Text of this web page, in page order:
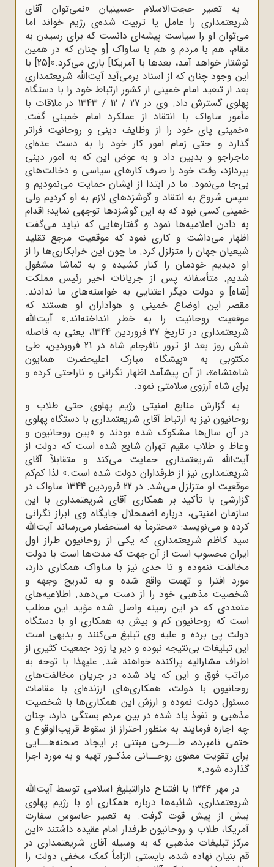
به تعبیر حجت‌الاسلام حسینیان «نمی‌توان آقای
شریعتمداری را عامل یا تربیت شده‌ی رژیم خواند اما
می‌توان او را سیاست پیشه‌ای دانست که برای رسیدن به
مقام، هم با مردم و هم با ساواک [و چنان که در همین
نوشتار خواهد آمد، بعدها با آمریکا] بازی می‌کرد.»[25] با
این وجود چنان که از اسناد برمی‌آید آیت‌الله شریعتمداری
بعد از تبعید امام خمینی از کشور ارتباط خود را با دستگاه
پهلوی گسترش داد. وی در 27 / 12 / 1343 در ملاقات با
مأمور ساواک با انتقاد از عملکرد امام خمینی گفت:
«خمینی پای خود را از وظایف دینی و روحانیت فراتر
گذارد و حتی زمام امور کار خود را به دست عده‌ای
ماجراجو و بدبین داد و به عوض این که به امور دینی
بپردازد، وقت خود را صرف کارهای سیاسی و دخالت‌های
بی‌جا می‌نمود. ما در ابتدا از ایشان حمایت می‌نمودیم و
سپس شروع به انتقاد و گوشزدهای لازم به او کردیم ولی
خمینی کسی نبود که به این گوشزدها توجهی نماید؛ اقدام
به دادن اعلامیه‌ها نمود و گفتارهایی که نباید می‌گفت
اظهار می‌داشت و کاری نمود که موقعیت مرجع تقلید
شیعیان جهان را متزلزل کرد. ما چون این خرابکاری‌ها را از
او دیدیم خودمان را کنار کشیده و به تماشا مشغول
شدیم. متأسفانه پس از جریانات اخیر رئیس مملکت
[شاه] و دولت دیگر اعتنایی به خواسته‌های ما ندادند.
مقصر این اوضاع خمینی و هواداران او هستند که
موقعیت روحانیت را به خطر انداخته‌اند.» آیت‌الله
شریعتمداری در تاریخ 27 فروردین 1344، یعنی به فاصله
شش روز بعد از ترور نافرجام شاه در 21 فروردین، طی
مکتوبی به «پیشگاه مبارک اعلیحضرت همایون
شاهنشاه»، از آن پیشآمد اظهار نگرانی و ناراحتی کرده و
برای شاه آرزوی سلامتی نمود.
به گزارش منابع امنیتی رژیم پهلوی حتی طلاب و
روحانیون نیز به ارتباط آقای شریعتمداری با دستگاه پهلوی
در آن سال‌ها مشکوک شده بودند و «بین روحانیون و
وعاظ و طلاب مقیم تهران شایع شده است که دولت از
آیت‌الله شریعتمداری حمایت می‌کند و متقابلاً آقای
شریعتمداری نیز از طرفداران دولت شده است.» لذا کم‌کم
موقعیت او متزلزل می‌شد. در 22 فروردین 1344 ساواک در
گزارشی با تأکید بر همکاری آقای شریعتمداری با این
سازمان امنیتی، درباره اضمحلال جایگاه وی ابراز نگرانی
کرده و می‌نویسد: «محترماً به استحضار می‌رساند آیت‌الله
سید کاظم شریعتمداری که یکی از روحانیون طراز اول
ایران محسوب است از آن جهت که مدت‌ها است با دولت
مخالفت ننموده و تا حدی نیز با ساواک همکاری دارد،
مورد افترا و تهمت واقع شده و به تدریج وجهه و
شخصیت مذهبی خود را از دست می‌دهد. اطلاعیه‌های
متعددی که در این زمینه واصل شده مؤید این مطلب
است که روحانیون کم ‌و بیش به همکاری او با دستگاه
دولت پی برده و علیه وی تبلیغ می‌کنند و بدیهی است
این تبلیغات بی‌نتیجه نبوده و دیر یا زود جمعیت کثیری از
اطراف مشارالیه پراکنده خواهند شد. علیهذا با توجه به
مراتب فوق و این که یاد شده در جریان مخالفت‌های
روحانیون با دولت، همکاری‌های ارزنده‌ای با مقامات
مسئول دولت نموده و ارزش این همکاری‌ها با شخصیت
مذهبی و نفوذ یاد شده در بین مردم بستگی دارد، چنان
چه اجازه فرمایند به منظور احتراز از سقوط قریب‌الوقوع و
حتمی نامبرده، طــرحی مبتنی بر ایجاد صحنه‌هــایی
برای تقویت معنوی روحــانی مذکـور تهیه و به مورد اجرا
گذارده شود.»
در مهر 1344 با افتتاح دارالتبلیغ اسلامی توسط آیت‌الله
شریعتمداری، شائبه‌ها درباره همکاری او با رژیم پهلوی
بیش از پیش قوت گرفت. به تعبیر جاسوس سفارت
آمریکا، طلاب و روحانیون طرفدار امام عقیده داشتند «این
مرکز تبلیغات مذهبی که به وسیله آقای شریعتمداری در
قم بنیان نهاده شده، بایستی الزاماً کمک مخفی دولت را